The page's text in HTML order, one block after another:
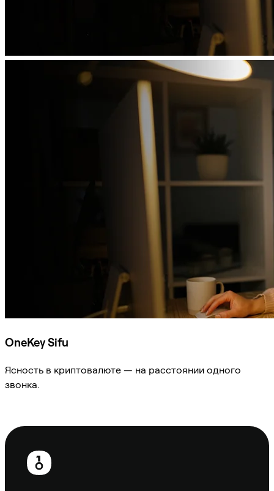
OneKey Sifu
Ясность в криптовалюте — на расстоянии одного
звонка.
Нижний
колонтитул